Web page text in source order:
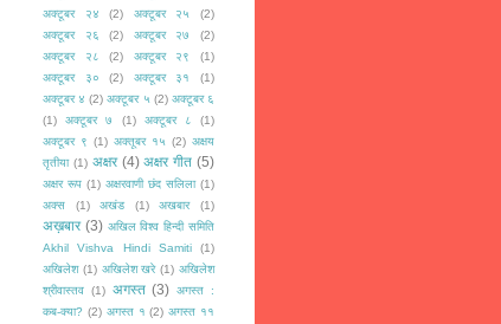
अक्टूबर २४
(2) अक्टूबर २५
(2)
अक्टूबर २६
(2) अक्टूबर २७
(2)
अक्टूबर २८
(2) अक्टूबर २९
(1)
अक्टूबर ३०
(2) अक्टूबर ३१
(1)
अक्टूबर ४ (2) अक्टूबर ५ (2) अक्टूबर ६
(1)
अक्टूबर ७ (1) अक्टूबर ८
(1)
अक्टूबर ९ (1) अक्तूबर १५ (2) अक्षय
तृतीया (1) अक्षर (4) अक्षर गीत (5)
अक्षर रूप (1) अक्षरवाणी छंद सलिला (1)
अक्स
(1) अखंड (1) अखबार (1)
अख़बार (3) अखिल विश्व हिन्दी समिति
Akhil Vishva Hindi Samiti
(1)
अखिलेश (1) अखिलेश खरे (1) अखिलेश
श्रीवास्तव (1) अगस्त (3) अगस्त :
कब-क्या? (2) अगस्त १ (2) अगस्त ११